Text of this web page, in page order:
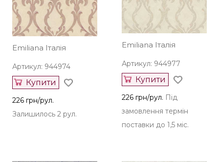
Emiliana Італія
Артикул: 944974
Купити
226 грн/рул.
Залишилось 2 рул.
Emiliana Італія
Артикул: 944977
Купити
226 грн/рул. Під
замовлення термін
поставки до 1,5 міс.